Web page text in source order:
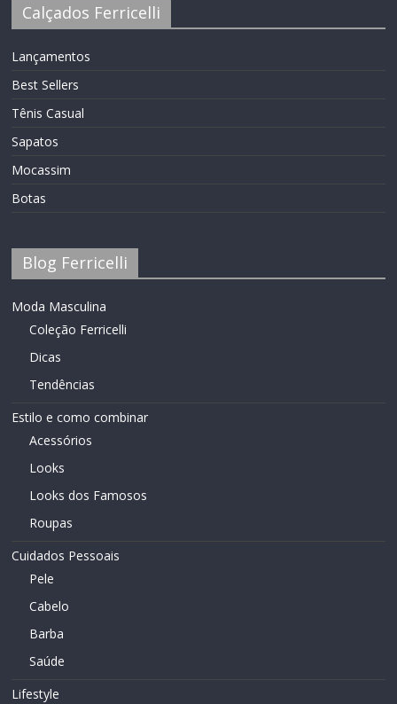
Calçados Ferricelli
Lançamentos
Best Sellers
Tênis Casual
Sapatos
Mocassim
Botas
Blog Ferricelli
Moda Masculina
Coleção Ferricelli
Dicas
Tendências
Estilo e como combinar
Acessórios
Looks
Looks dos Famosos
Roupas
Cuidados Pessoais
Pele
Cabelo
Barba
Saúde
Lifestyle